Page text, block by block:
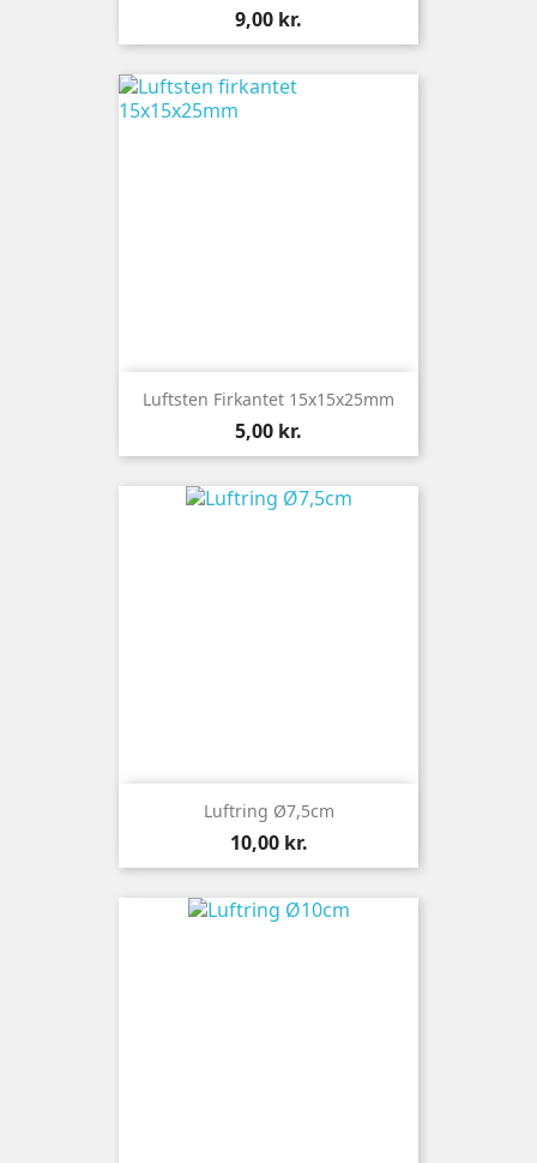
Pris
9,00 kr.
Luftsten Firkantet 15x15x25mm
Pris
5,00 kr.
Luftring Ø7,5cm
Pris
10,00 kr.